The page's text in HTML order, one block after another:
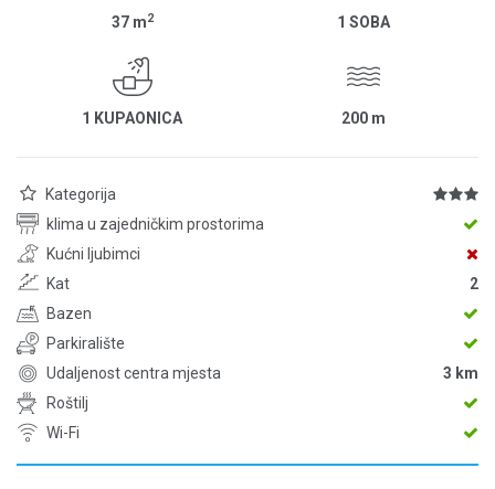
37 m2 1 SOBA
1 KUPAONICA 200 m
Kategorija
klima u zajedničkim prostorima
Kućni ljubimci
Kat
2
Bazen
Parkiralište
Udaljenost centra mjesta
3 km
Roštilj
Wi-Fi